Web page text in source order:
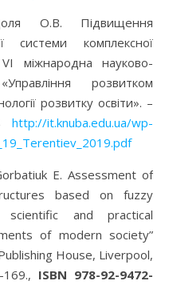
О.В. Підвищення
системи комплексної
міжнародна науково-
розвитком
розвитку освіти». –
http://it.knuba.edu.ua/wp-
E. Assessment of
based on fuzzy
and practical
of modern society”
House, Liverpool,
ISBN 978-92-9472-